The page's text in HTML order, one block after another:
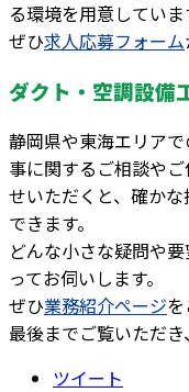
る環境を用意していま
ぜひ求人応募フォーム
ダクト・空調設備
静岡県や東海エリア
事に関するご相談や
せいただくと、確か
できます。
どんな小さな疑問や
ってお伺いします。
ぜひ業務紹介ページ
最後までご覧いただき
ツイート